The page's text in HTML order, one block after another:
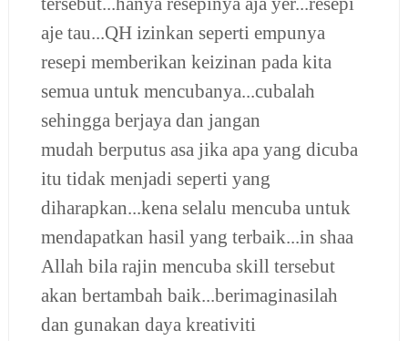
aje tau...QH izinkan seperti empunya
resepi memberikan keizinan pada kita
semua untuk mencubanya...cubalah
sehingga berjaya dan jangan
mudah berputus asa jika apa yang dicuba
itu tidak menjadi seperti yang
diharapkan...kena selalu mencuba untuk
mendapatkan hasil yang terbaik...in shaa
Allah bila rajin mencuba skill tersebut
akan bertambah baik...berimaginasilah
dan gunakan daya kreativiti